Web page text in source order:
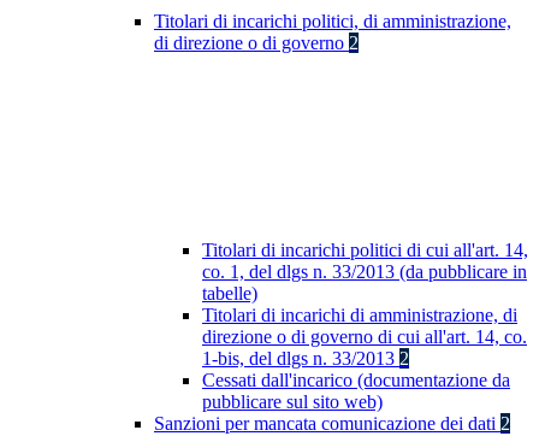
Titolari di incarichi politici, di amministrazione,
di direzione o di governo 2
Titolari di incarichi politici di cui all'art. 14,
co. 1, del dlgs n. 33/2013 (da pubblicare in
tabelle)
Titolari di incarichi di amministrazione, di
direzione o di governo di cui all'art. 14, co.
1-bis, del dlgs n. 33/2013 2
Cessati dall'incarico (documentazione da
pubblicare sul sito web)
Sanzioni per mancata comunicazione dei dati 2